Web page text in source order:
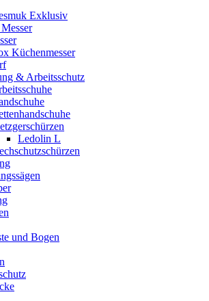
Exklusiv
Küchenmesser
& Arbeitsschutz
Ledolin L
und Bogen